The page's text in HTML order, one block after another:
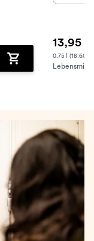
Zum Warenkorb
13,95 €
0.75 l (18.60 €